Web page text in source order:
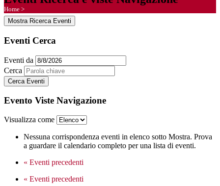
Home >
Mostra Ricerca Eventi
Eventi Cerca
Eventi da
Cerca
Evento Viste Navigazione
Visualizza come
Nessuna corrispondenza eventi in elenco sotto Mostra. Prova
a guardare il calendario completo per una lista di eventi.
« Eventi precedenti
« Eventi precedenti